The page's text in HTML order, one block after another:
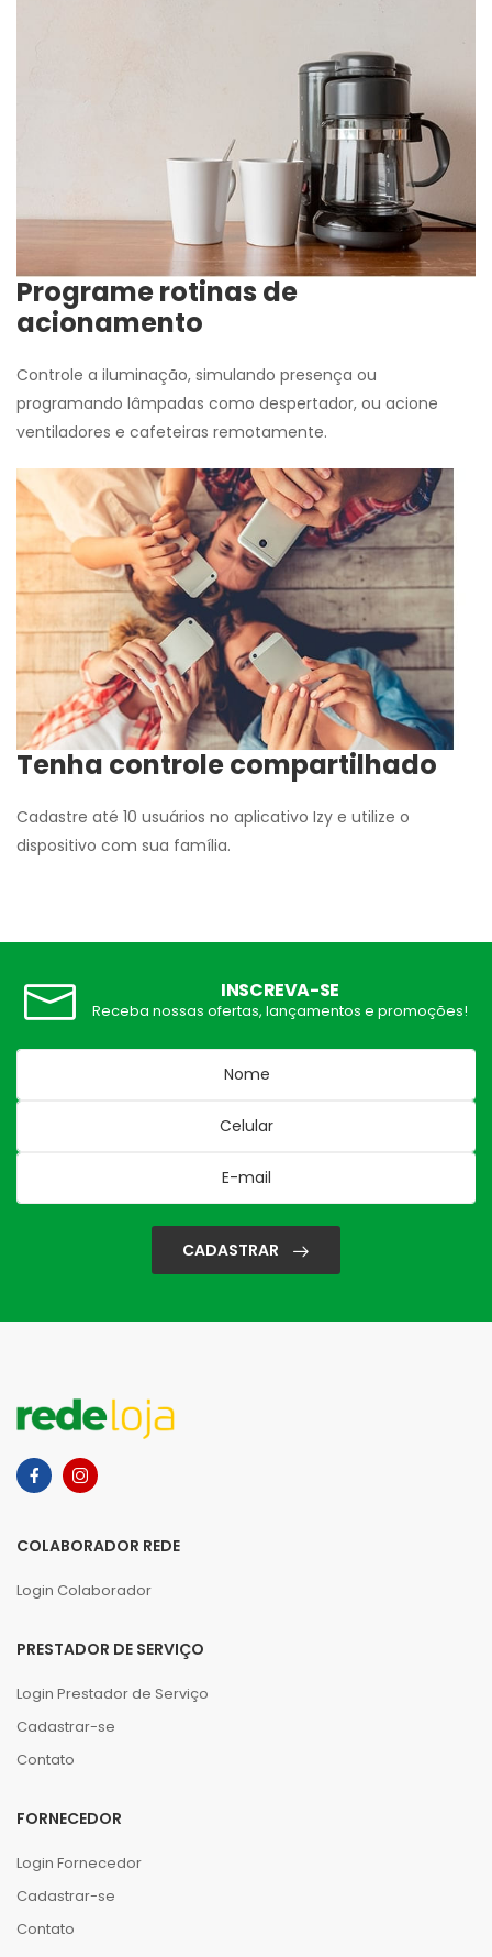
Programe rotinas de
acionamento
Controle a iluminação, simulando presença ou
programando lâmpadas como despertador, ou acione
ventiladores e cafeteiras remotamente.
Tenha controle compartilhado
Cadastre até 10 usuários no aplicativo Izy e utilize o
dispositivo com sua família.
INSCREVA-SE
Receba nossas ofertas, lançamentos e promoções!
CADASTRAR
COLABORADOR REDE
Login Colaborador
PRESTADOR DE SERVIÇO
Login Prestador de Serviço
Cadastrar-se
Contato
FORNECEDOR
Login Fornecedor
Cadastrar-se
Contato